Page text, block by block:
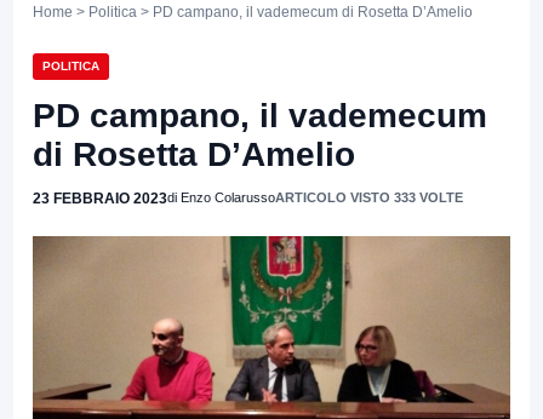
Home > Politica > PD campano, il vademecum di Rosetta D’Amelio
POLITICA
PD campano, il vademecum
di Rosetta D’Amelio
23 FEBBRAIO 2023di Enzo ColarussoARTICOLO VISTO 333 VOLTE